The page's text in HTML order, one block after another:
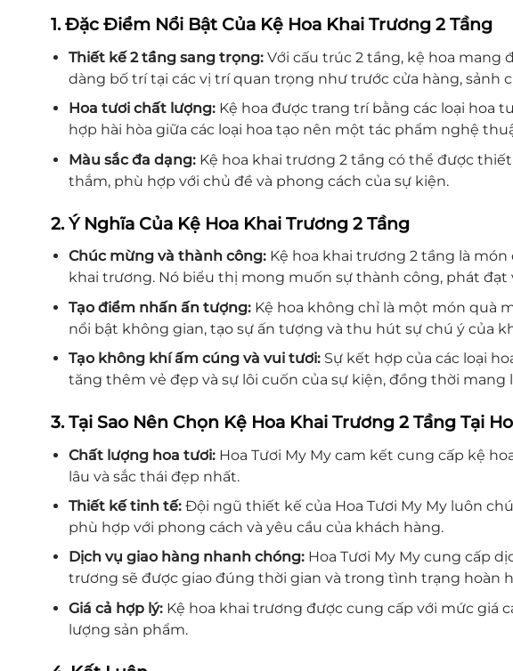
1. Đặc Điểm Nổi Bật Của Kệ Hoa Khai Trương 2 Tầng
Thiết kế 2 tầng sang trọng: Với cấu trúc 2 tầng, kệ hoa mang
dàng bố trí tại các vị trí quan trọng như trước cửa hàng, sảnh
Hoa tươi chất lượng: Kệ hoa được trang trí bằng các loại hoa
hợp hài hòa giữa các loại hoa tạo nên một tác phẩm nghệ
Màu sắc đa dạng: Kệ hoa khai trương 2 tầng có thể được
thắm, phù hợp với chủ đề và phong cách của sự kiện.
2. Ý Nghĩa Của Kệ Hoa Khai Trương 2 Tầng
Chúc mừng và thành công: Kệ hoa khai trương 2 tầng là
khai trương. Nó biểu thị mong muốn sự thành công, phát
Tạo điểm nhấn ấn tượng: Kệ hoa không chỉ là một món quà
nổi bật không gian, tạo sự ấn tượng và thu hút sự chú ý của
Tạo không khí ấm cúng và vui tươi: Sự kết hợp của các loại
tăng thêm vẻ đẹp và sự lôi cuốn của sự kiện, đồng thời mang
3. Tại Sao Nên Chọn Kệ Hoa Khai Trương 2 Tầng Tại
Chất lượng hoa tươi: Hoa Tươi My My cam kết cung cấp kệ
lâu và sắc thái đẹp nhất.
Thiết kế tinh tế: Đội ngũ thiết kế của Hoa Tươi My My luôn
phù hợp với phong cách và yêu cầu của khách hàng.
Dịch vụ giao hàng nhanh chóng: Hoa Tươi My My cung cấp
trương sẽ được giao đúng thời gian và trong tình trạng hoàn
Giá cả hợp lý: Kệ hoa khai trương được cung cấp với mức giá
lượng sản phẩm.